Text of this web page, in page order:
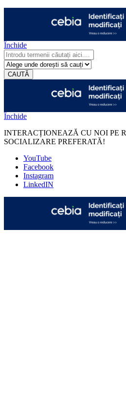
Închide
CAUTĂ
Închide
INTERACȚIONEAZĂ CU NOI PE
SOCIALIZARE PREFERATĂ!
YouTube
Facebook
Instagram
LinkedIN